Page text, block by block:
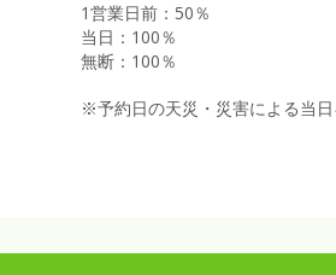
1営業日前：50％
当日：100％
無断：100％
※予約日の天災・災害による当日